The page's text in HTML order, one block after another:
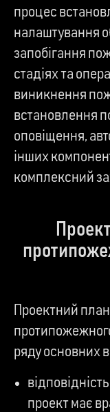
процес
налаштування
запобігання
стадіях та
виникнення
встановлення
оповіщення,
інших
комплексний
Проектний
ряду основних
проект має